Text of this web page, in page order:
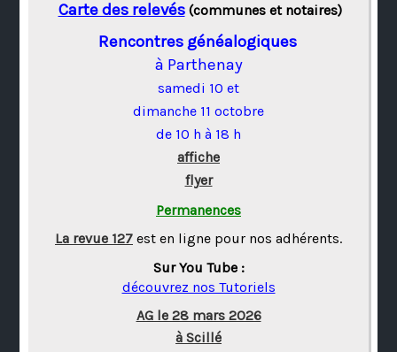
Carte des relevés(communes et notaires)
Rencontres généalogiques
à Parthenay
samedi 10 et
dimanche 11 octobre
de 10 h à 18 h
affiche
flyer
Permanences
La revue 127 est en ligne pour nos adhérents.
Sur You Tube :
découvrez nos Tutoriels
AG le 28 mars 2026
à Scillé